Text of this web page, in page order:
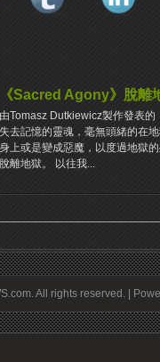
《Sacred Agony》脫離
由Tomasz Dutkiewicz製作發表
失去記憶的靈魂，毫無頭緒的在
身上或是變成惡魔，以度過地獄
脫離地獄。 以往我...
All rights reserved. |